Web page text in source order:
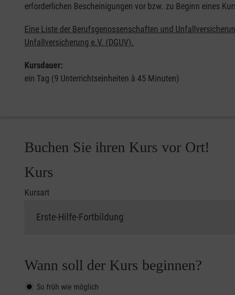
erforderlichen Bescheinigungen vor bzw. zu Beginn eines
Eine Liste der Berufsgenossenschaften und
Unfallversicherung e.V. (DGUV).
Kursdauer:
ein Tag (9 Unterrichtseinheiten à 45 Minuten)
Buchen Sie ihren Kurs vor Ort!
Kurs
Kursart
Wann soll der Kurs beginnen?
So früh wie möglich